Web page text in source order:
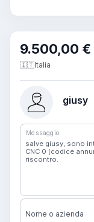
9.500,00 €
🇮🇹Italia
giusy
Messaggio
Nome o azienda